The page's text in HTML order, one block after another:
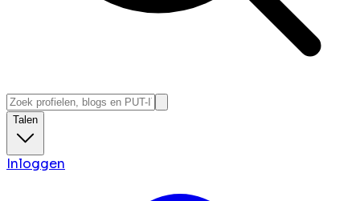
Talen
Inloggen